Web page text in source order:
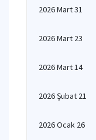
2026 Mart 31
2026 Mart 23
2026 Mart 14
2026 Şubat 21
2026 Ocak 26